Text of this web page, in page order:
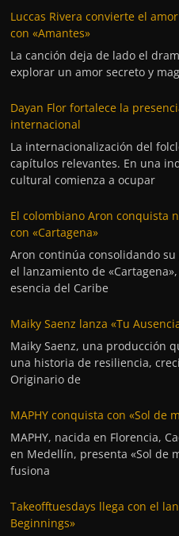
Luccas Rivera convierte el
con «Amantes»
La canción deja de lado el
explorar un amor secreto y
Dayan Flor fortalece la
internacional
La internacionalización del
capítulos relevantes. En una
cultural comienza a ocupar
El colombiano Aron conquista
con «Cartagena»
Aron continúa consolidando
el lanzamiento de
esencia del Caribe
Maiky Saenz lanza «Tu
Maiky Saenz, una producción
una historia de resiliencia,
Originario de
MAPHY conquista con «Sol de
MAPHY, nacida en Florencia,
en Medellín, presenta «Sol de
fusiona
Takeofftuesdays llega con el
Beginnings»